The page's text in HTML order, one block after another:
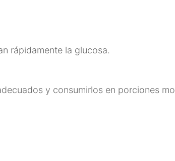
rápidamente la glucosa.
y consumirlos en porciones